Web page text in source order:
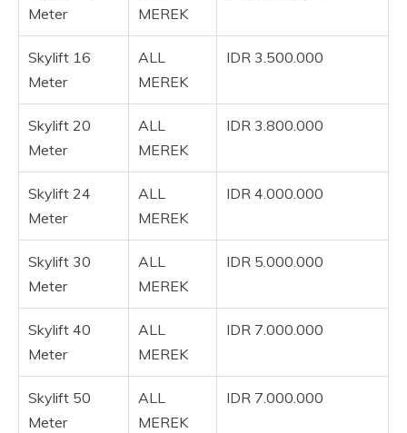
Meter
MEREK
Skylift 16
Meter
ALL
MEREK
IDR 3.500.000
Skylift 20
Meter
ALL
MEREK
IDR 3.800.000
Skylift 24
Meter
ALL
MEREK
IDR 4.000.000
Skylift 30
Meter
ALL
MEREK
IDR 5.000.000
Skylift 40
Meter
ALL
MEREK
IDR 7.000.000
Skylift 50
Meter
ALL
MEREK
IDR 7.000.000